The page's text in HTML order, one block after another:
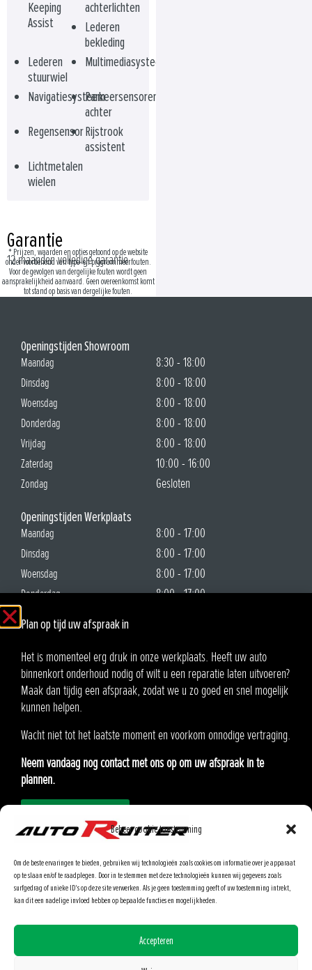
Beheer cookie toestemming
Om de beste ervaringen te bieden, gebruiken wij technologieën zoals cookies om informatie over je apparaat
op te slaan en/of te raadplegen. Door in te stemmen met deze technologieën kunnen wij gegevens zoals
surfgedrag of unieke ID's op deze site verwerken. Als je geen toestemming geeft of uw toestemming intrekt,
kan dit een nadelige invloed hebben op bepaalde functies en mogelijkheden.
Accepteren
Keeping
Assist
achterlichten
Lederen
bekleding
Lederen
stuurwiel
Multimediasysteem
NavigatiesysteemParkeersensoren
achter
RegensensorRijstrook
assistent
Lichtmetalen
wielen
Garantie
12 maanden volledige garantie
* Prijzen, waarden en opties getoond op de website
onder voorbehoud van type- en programmeerfouten.
Voor de gevolgen van dergelijke fouten wordt geen
aansprakelijkheid aanvaard. Geen overeenkomst komt
tot stand op basis van dergelijke fouten.
Openingstijden Showroom
Maandag 8:30 - 18:00
Dinsdag 8:00 - 18:00
Woensdag 8:00 - 18:00
Donderdag 8:00 - 18:00
Vrijdag 8:00 - 18:00
Zaterdag 10:00 - 16:00
Zondag
Gesloten
Openingstijden Werkplaats
Maandag 8:00 - 17:00
Dinsdag 8:00 - 17:00
Woensdag 8:00 - 17:00
Donderdag 8:00 - 17:00
Zaterdag
Zondag Gesloten
Auto Ruiter B.V.
Oosteinde 21
BTW: NL865.370862.B01
Modellen
Onderhoud inplannen
Airbagterugroepactie
Klantenportaal
14-05-2026 - Wij zijn Hemelvaartsdag Gesloten
Plan op tijd uw afspraak in
Het is momenteel erg druk in onze werkplaats. Heeft uw auto
binnenkort onderhoud nodig of wilt u een reparatie laten uitvoeren?
Maak dan tijdig een afspraak, zodat we u zo goed en snel mogelijk
kunnen helpen.
Wacht niet tot het laatste moment en voorkom onnodige vertraging.
Neem vandaag nog contact met ons op om uw afspraak in te
plannen.